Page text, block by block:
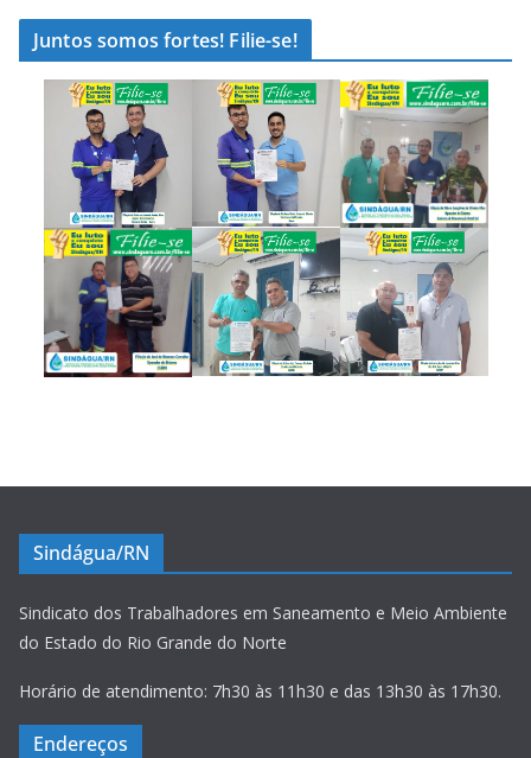
Juntos somos fortes! Filie-se!
Sindágua/RN
Sindicato dos Trabalhadores em Saneamento e Meio Ambiente
do Estado do Rio Grande do Norte
Horário de atendimento: 7h30 às 11h30 e das 13h30 às 17h30.
Endereços